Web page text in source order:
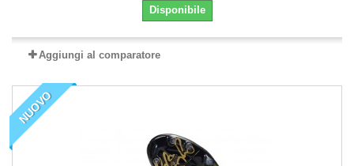
Disponibile
Aggiungi al comparatore
NUOVO